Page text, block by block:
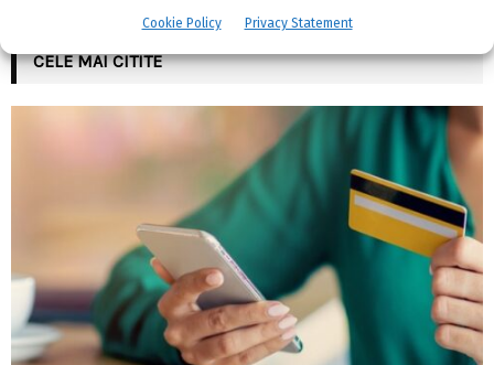
Cookie Policy Privacy Statement
CELE MAI CITITE